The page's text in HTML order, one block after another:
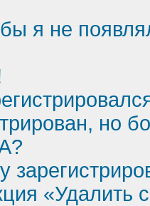
я не
но
«Удалить